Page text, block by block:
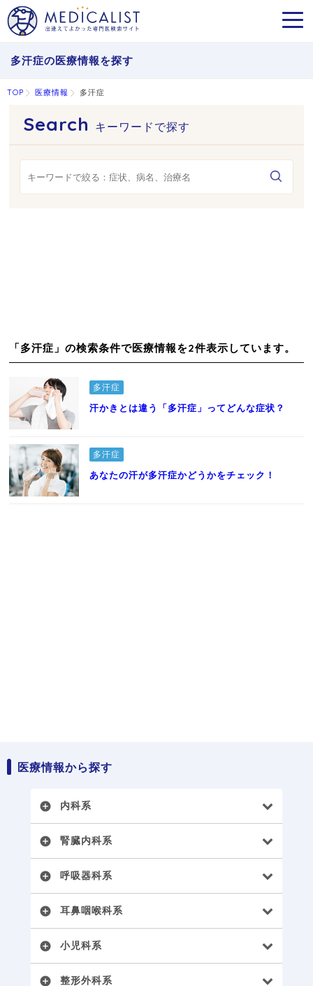
多汗症の医療情報を探す
TOP 医療情報 多汗症
キーワードで探す
「多汗症」の検索条件で医療情報を2件表示しています。
多汗症
汗かきとは違う「多汗症」ってどんな症状？
多汗症
あなたの汗が多汗症かどうかをチェック！
医療情報から探す
add_circle 内科系
add_circle 腎臓内科系
add_circle 呼吸器科系
add_circle 耳鼻咽喉科系
add_circle 小児科系
add_circle 整形外科系